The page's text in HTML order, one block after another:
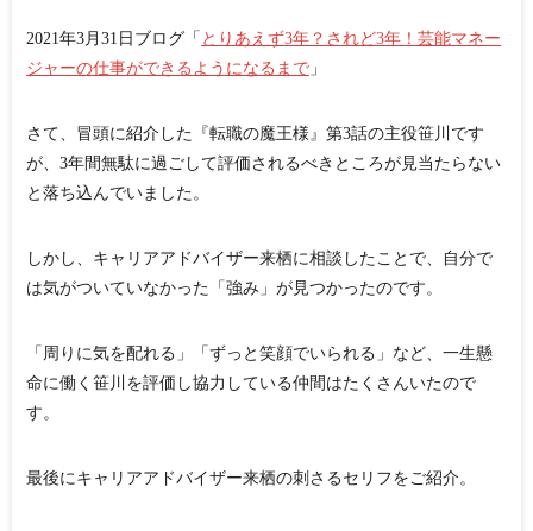
2021年3月31日ブログ「 とりあえず3年？されど3年！芸能マネー
ジャーの仕事ができるようになるまで 」
さて、冒頭に紹介した『転職の魔王様』第3話の主役笹川です
が、3年間無駄に過ごして評価されるべきところが見当たらない
と落ち込んでいました。
しかし、キャリアアドバイザー来栖に相談したことで、自分で
は気がついていなかった「強み」が見つかったのです。
「周りに気を配れる」「ずっと笑顔でいられる」など、一生懸
命に働く笹川を評価し協力している仲間はたくさんいたので
す。
最後にキャリアアドバイザー来栖の刺さるセリフをご紹介。